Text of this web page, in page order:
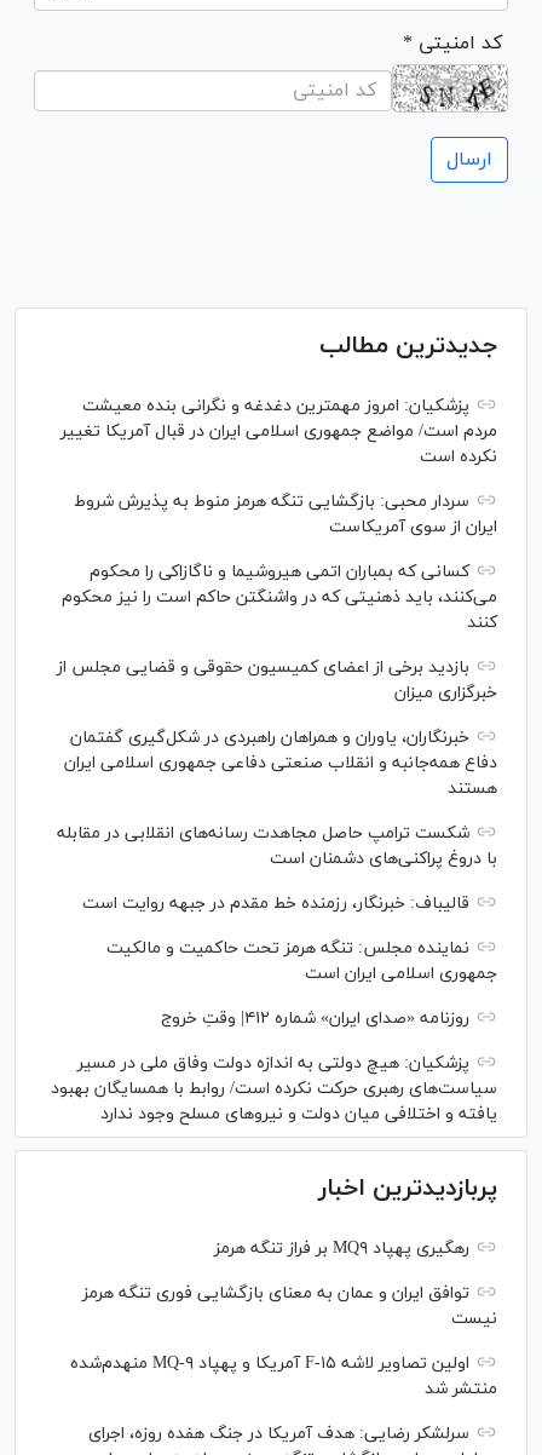
* کد امنیتی
جدیدترین مطالب
پزشکیان: امروز مهمترین دغدغه و نگرانی بنده معیشت
مردم است/ مواضع جمهوری اسلامی ایران در قبال آمریکا تغییر
نکرده است
سردار محبی: بازگشایی تنگه هرمز منوط به پذیرش شروط
ایران از سوی آمریکاست
کسانی که بمباران اتمی هیروشیما و ناگازاکی را محکوم
می‌کنند، باید ذهنیتی که در واشنگتن حاکم است را نیز محکوم
کنند
بازدید برخی از اعضای کمیسیون حقوقی و قضایی مجلس از
خبرگزاری میزان
خبرنگاران، یاوران و همراهان راهبردی در شکل‌گیری گفتمان
دفاع همه‌جانبه و انقلاب صنعتی دفاعی جمهوری اسلامی ایران
هستند
شکست ترامپ حاصل مجاهدت رسانه‌های انقلابی در مقابله
با دروغ پراکنی‌های دشمنان است
قالیباف: خبرنگار، رزمنده خط مقدم در جبهه روایت است
نماینده مجلس: تنگه هرمز تحت حاکمیت و مالکیت
جمهوری اسلامی ایران است
روزنامه «صدای ایران» شماره ۴۱۲| وقتِ خروج
پزشکیان: هیچ دولتی به اندازه دولت وفاق ملی در مسیر
سیاست‌های رهبری حرکت نکرده است/ روابط با همسایگان بهبود
یافته و اختلافی میان دولت و نیروهای مسلح وجود ندارد
پربازدیدترین اخبار
رهگیری پهپاد MQ۹ بر فراز تنگه هرمز
توافق ایران و عمان به معنای بازگشایی فوری تنگه هرمز
نیست
اولین تصاویر لاشه F-۱۵ آمریکا و پهپاد MQ-۹ منهدم‌شده
منتشر شد
سرلشکر رضایی: هدف آمریکا در جنگ هفده روزه، اجرای